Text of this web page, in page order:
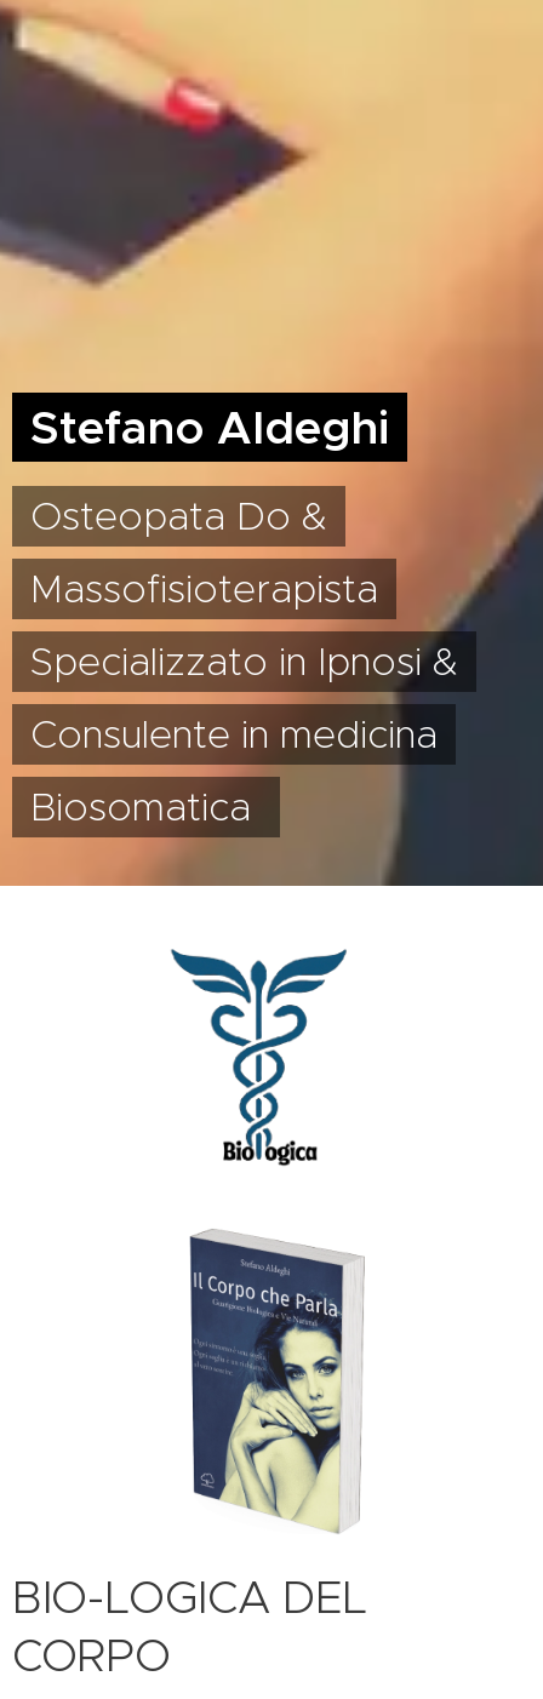
Stefano Aldeghi
Osteopata Do &
Massofisioterapista
Specializzato in Ipnosi &
Consulente in medicina
Biosomatica
BIO-LOGICA DEL
CORPO